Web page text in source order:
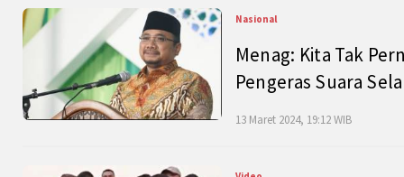
Nasional
Menag: Kita Tak
Pengeras Suara
13 Maret 2024, 19:12 WIB